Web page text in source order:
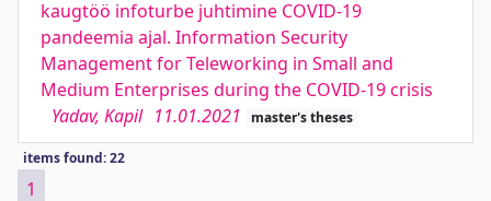
kaugtöö infoturbe juhtimine COVID-19
pandeemia ajal. Information Security
Management for Teleworking in Small and
Medium Enterprises during the COVID-19 crisis
Yadav, Kapil 11.01.2021 master's theses
items found: 22
1